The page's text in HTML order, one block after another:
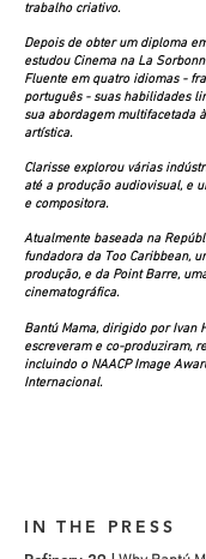
trabalho criativo.
Depois de obter um diploma
estudou Cinema na La
Fluente em quatro idiomas -
português - suas habilidades
sua abordagem multifacetada
artística.
Clarisse explorou várias
até a produção audiovisual, e
e compositora.
Atualmente baseada na
fundadora da Too Caribbean,
produção, e da Point Barre,
cinematográfica.
Bantú Mama, dirigido por Ivan
escreveram e co-produziram,
incluindo o NAACP Image
Internacional.
IN THE PRESS